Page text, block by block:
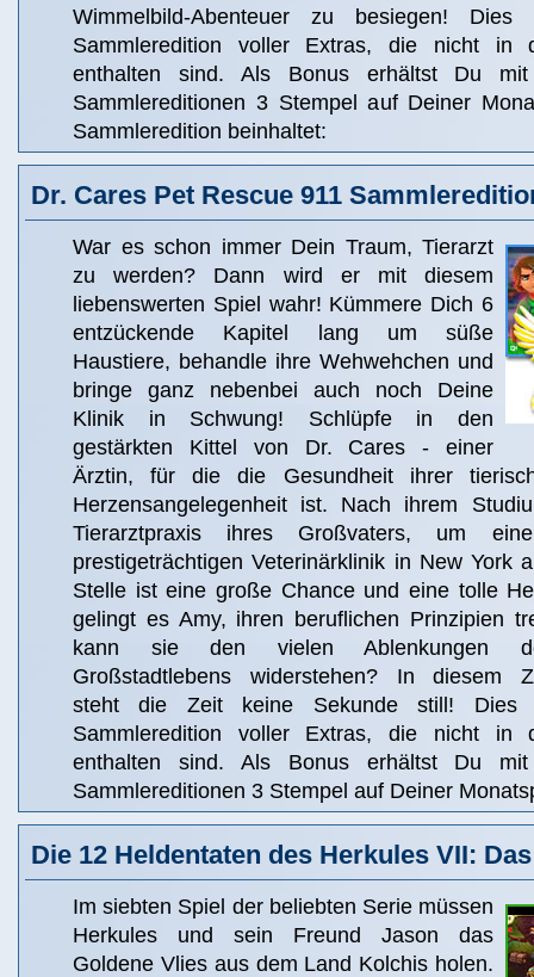
Wimmelbild-Abenteuer zu besiegen!
Sammleredition voller Extras, die nicht in
enthalten sind. Als Bonus erhältst Du
Sammlereditionen 3 Stempel auf Deiner
Sammleredition beinhaltet:
Dr. Cares Pet Rescue 911
War es schon immer Dein Traum, Tierarzt
zu werden? Dann wird er mit diesem
liebenswerten Spiel wahr! Kümmere Dich 6
entzückende Kapitel lang um süße
Haustiere, behandle ihre Wehwehchen und
bringe ganz nebenbei auch noch Deine
Klinik in Schwung! Schlüpfe in den
gestärkten Kittel von Dr. Cares - einer
Ärztin, für die die Gesundheit ihrer
Herzensangelegenheit ist. Nach ihrem
Tierarztpraxis ihres Großvaters, um
prestigeträchtigen Veterinärklinik in New York
Stelle ist eine große Chance und eine tolle
gelingt es Amy, ihren beruflichen Prinzipien
kann sie den vielen Ablenkungen
Großstadtlebens widerstehen? In diesem
steht die Zeit keine Sekunde still! Dies
Sammleredition voller Extras, die nicht in
enthalten sind. Als Bonus erhältst Du
Sammlereditionen 3 Stempel auf Deiner
Die 12 Heldentaten des Herkules VII:
Im siebten Spiel der beliebten Serie müssen
Herkules und sein Freund Jason das
Goldene Vlies aus dem Land Kolchis holen.